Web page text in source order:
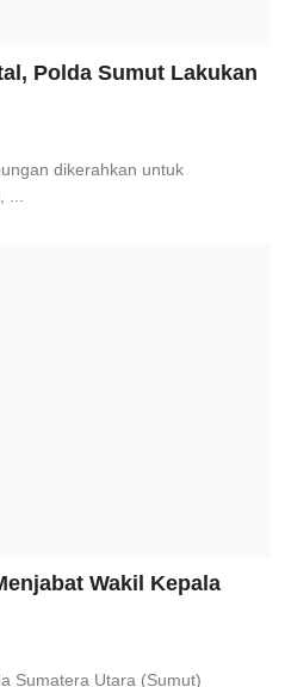
Polda Sumut Lakukan
dikerahkan untuk
Wakil Kepala
Sumatera Utara (Sumut)